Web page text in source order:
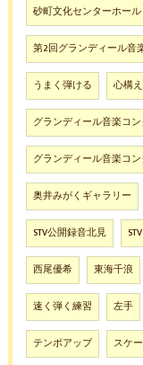
砂町文化センターホール
第2回グランディール音
うまく弾ける 心構え
グランディール音楽コ
グランディール音楽コ
奥井みがくギャラリー
STV公開録音北見
西尾優希 東海千浪
速く弾く練習 左手
テンポアップ スケ